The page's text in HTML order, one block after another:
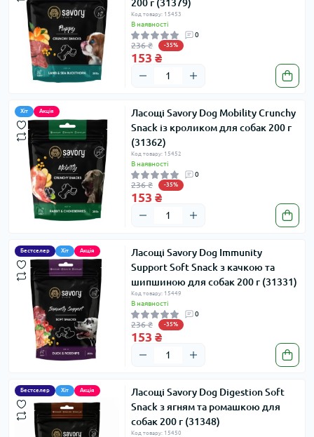
200 г (31379)
Код товару: 15453
В наявності
0
236 ₴ -35%
153 ₴
Хіт Акція
Ласощі Savory Dog Mobility Crunchy
Snack із кроликом для собак 200 г
(31362)
Код товару: 15452
В наявності
0
236 ₴ -35%
153 ₴
Бестселер Хіт Акція
Ласощі Savory Dog Immunity
Support Soft Snack з качкою та
шипшиною для собак 200 г (31331)
Код товару: 15449
В наявності
0
236 ₴ -35%
153 ₴
Бестселер Хіт Акція
Ласощі Savory Dog Digestion Soft
Snack з ягням та ромашкою для
собак 200 г (31348)
Код товару: 15450